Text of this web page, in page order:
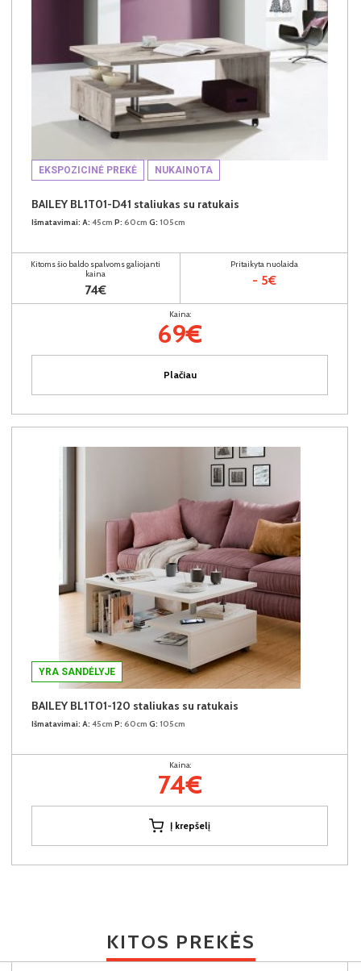
EKSPOZICINĖ PREKĖ NUKAINOTA
BAILEY BL1T01-D41 staliukas su ratukais
Išmatavimai: A: 45cm P: 60cm G: 105cm
Kitoms šio baldo spalvoms galiojanti
kaina
74€
Pritaikyta nuolaida
- 5€
Kaina:
69€
Plačiau
YRA SANDĖLYJE
BAILEY BL1T01-120 staliukas su ratukais
Išmatavimai: A: 45cm P: 60cm G: 105cm
Kaina:
74€
Į krepšelį
KITOS PREKĖS